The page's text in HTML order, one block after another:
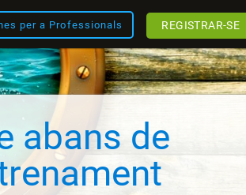
per a Professionals REGISTRAR-SE
abans de